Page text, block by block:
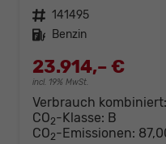
Fahrzeugnr. 141495
Kraftstoff Benzin
23.914,– €
incl. 19% MwSt.
Verbrauch kombiniert:
CO2-Klasse: B
CO2-Emissionen: